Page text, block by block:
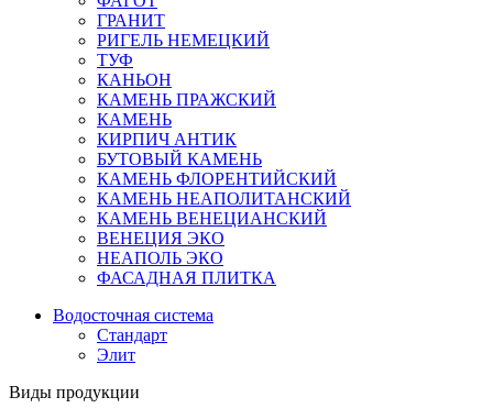
ГРАНИТ
РИГЕЛЬ НЕМЕЦКИЙ
ТУФ
КАНЬОН
КАМЕНЬ ПРАЖСКИЙ
КАМЕНЬ
КИРПИЧ АНТИК
БУТОВЫЙ КАМЕНЬ
КАМЕНЬ ФЛОРЕНТИЙСКИЙ
КАМЕНЬ НЕАПОЛИТАНСКИЙ
КАМЕНЬ ВЕНЕЦИАНСКИЙ
ВЕНЕЦИЯ ЭКО
НЕАПОЛЬ ЭКО
ФАСАДНАЯ ПЛИТКА
Водосточная система
Стандарт
Элит
Виды продукции